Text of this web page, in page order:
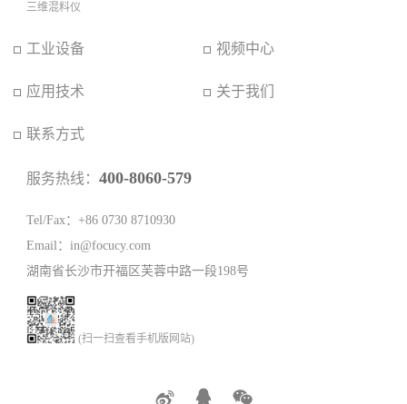
三维混料仪
工业设备 视频中心
应用技术 关于我们
联系方式
服务热线： 400-8060-579
Tel/Fax：+86 0730 8710930
Email：in@focucy.com
湖南省长沙市开福区芙蓉中路一段198号
(扫一扫查看手机版网站)